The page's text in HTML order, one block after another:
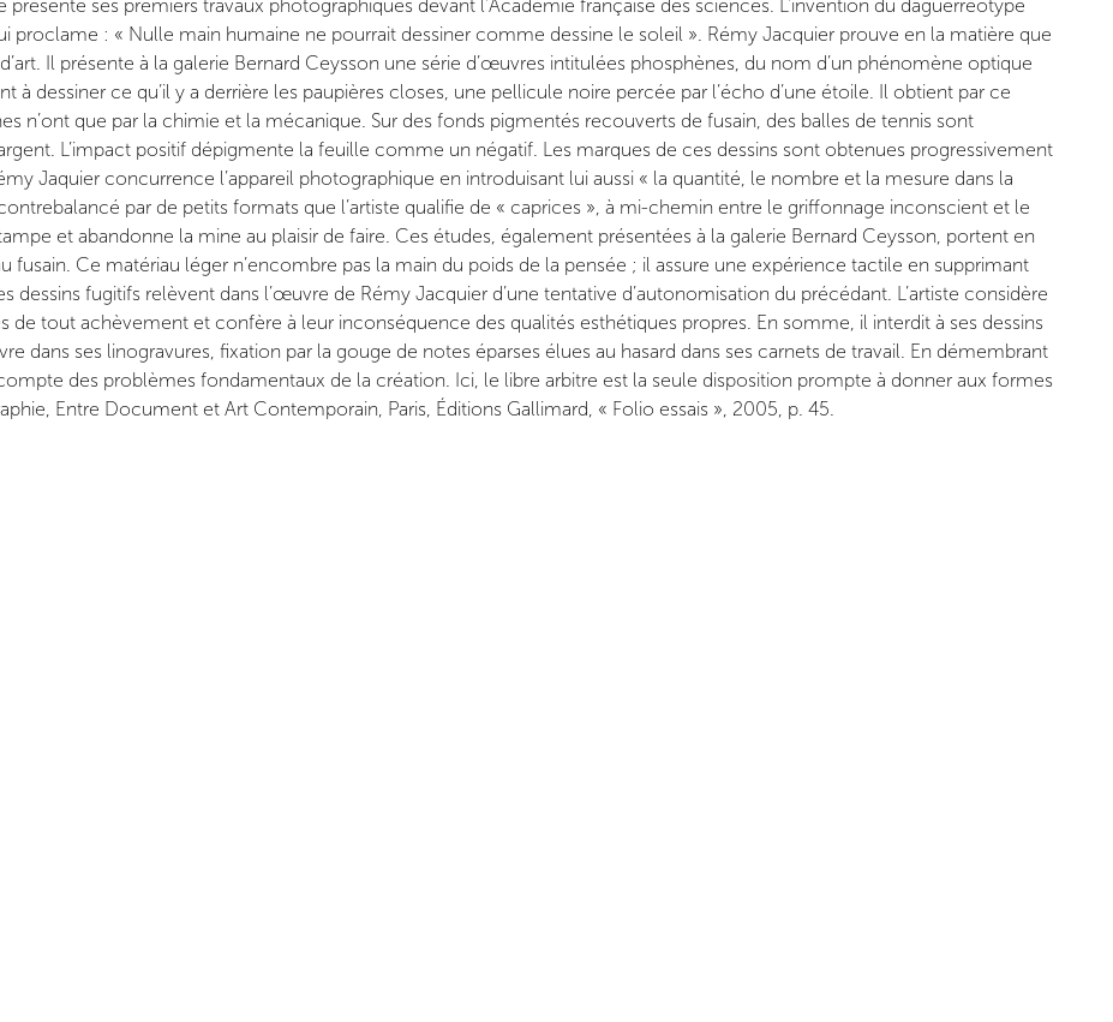
présente ses premiers travaux photographiques devant l’Académie française des sciences. L’invention du daguerréotype
proclame : « Nulle main humaine ne pourrait dessiner comme dessine le soleil ». Rémy Jacquier prouve en la matière que
Il présente à la galerie Bernard Ceysson une série d’œuvres intitulées phosphènes, du nom d’un phénomène optique
à dessiner ce qu’il y a derrière les paupières closes, une pellicule noire percée par l’écho d’une étoile. Il obtient par ce
n’ont que par la chimie et la mécanique. Sur des fonds pigmentés recouverts de fusain, des balles de tennis sont
L’impact positif dépigmente la feuille comme un négatif. Les marques de ces dessins sont obtenues progressivement
Jaquier concurrence l’appareil photographique en introduisant lui aussi « la quantité, le nombre et la mesure dans la
par de petits formats que l’artiste qualifie de « caprices », à mi-chemin entre le griffonnage inconscient et le
et abandonne la mine au plaisir de faire. Ces études, également présentées à la galerie Bernard Ceysson, portent en
fusain. Ce matériau léger n’encombre pas la main du poids de la pensée ; il assure une expérience tactile en supprimant
dessins fugitifs relèvent dans l’œuvre de Rémy Jacquier d’une tentative d’autonomisation du précédant. L’artiste considère
tout achèvement et confère à leur inconséquence des qualités esthétiques propres. En somme, il interdit à ses dessins
dans ses linogravures, fixation par la gouge de notes éparses élues au hasard dans ses carnets de travail. En démembrant
des problèmes fondamentaux de la création. Ici, le libre arbitre est la seule disposition prompte à donner aux formes
Entre Document et Art Contemporain, Paris, Éditions Gallimard, « Folio essais », 2005, p. 45.